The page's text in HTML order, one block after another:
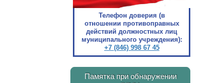
Телефон доверия (в
отношении противоправных
действий должностных лиц
муниципального учреждения):
+7 (846) 998 67 45
Памятка при обнаружении